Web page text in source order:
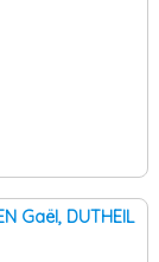
Gaël, DUTHEIL